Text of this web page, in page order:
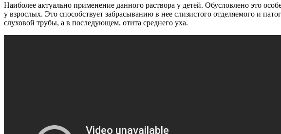
Наиболее актуально применение данного раствора у детей. Обусловлено это
у взрослых. Это способствует забрасыванию в нее слизистого отделяемого и
слуховой трубы, а в последующем, отита среднего уха.